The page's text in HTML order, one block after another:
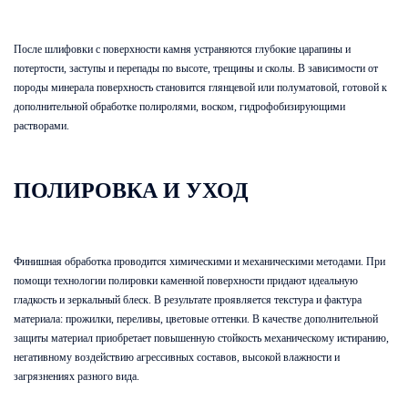
После шлифовки с поверхности камня устраняются глубокие царапины и
потертости, заступы и перепады по высоте, трещины и сколы. В зависимости от
породы минерала поверхность становится глянцевой или полуматовой, готовой к
дополнительной обработке полиролями, воском, гидрофобизирующими
растворами.
ПОЛИРОВКА И УХОД
Финишная обработка проводится химическими и механическими методами. При
помощи технологии полировки каменной поверхности придают идеальную
гладкость и зеркальный блеск. В результате проявляется текстура и фактура
материала: прожилки, переливы, цветовые оттенки. В качестве дополнительной
защиты материал приобретает повышенную стойкость механическому истиранию,
негативному воздействию агрессивных составов, высокой влажности и
загрязнениях разного вида.